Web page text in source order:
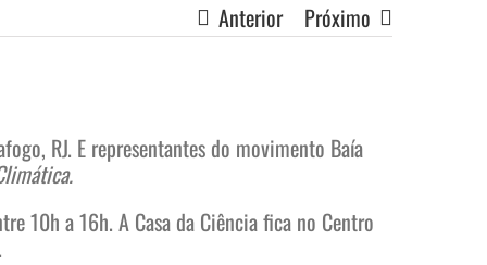
Anterior Próximo
RJ. E representantes do movimento Baía
10h a 16h. A Casa da Ciência fica no Centro